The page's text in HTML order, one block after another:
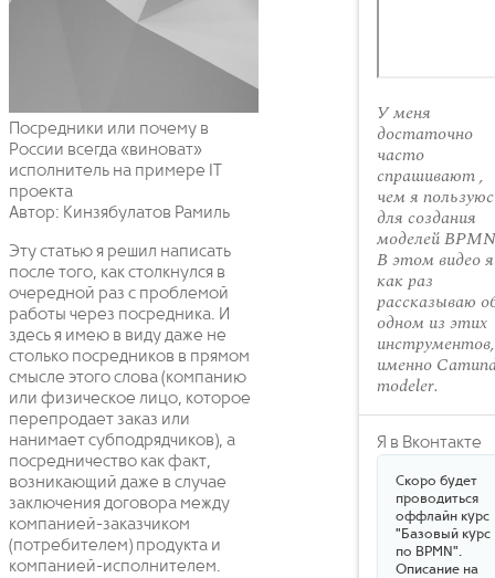
Посредники или почему в
России всегда «виноват»
исполнитель на примере IT
проекта
Автор: Кинзябулатов Рамиль
Эту статью я решил написать
после того, как столкнулся в
очередной раз с проблемой
работы через посредника. И
здесь я имею в виду даже не
столько посредников в прямом
смысле этого слова (компанию
или физическое лицо, которое
перепродает заказ или
нанимает субподрядчиков), а
посредничество как факт,
возникающий даже в случае
заключения договора между
компанией-заказчиком
(потребителем) продукта и
компанией-исполнителем.
У меня
достаточно
часто
спрашивают ,
чем я
для создания
моделей
В этом видео я
как раз
рассказываю
одном из этих
именно
modeler.
Я в Вконтакте
Скоро будет
проводиться
оффлайн курс
"Базовый курс
по BPMN".
Описание на